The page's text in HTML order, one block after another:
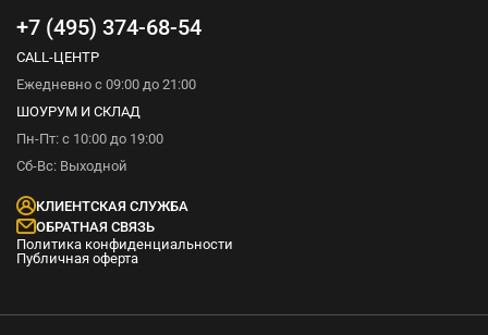
+7 (495) 374-68-54
CALL-ЦЕНТР
Ежедневно с 09:00 до 21:00
ШОУРУМ И СКЛАД
Пн-Пт: с 10:00 до 19:00
Сб-Вс: Выходной
КЛИЕНТСКАЯ СЛУЖБА
ОБРАТНАЯ СВЯЗЬ
Политика конфиденциальности
Публичная оферта